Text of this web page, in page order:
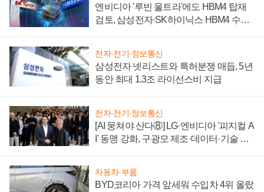
엔비디아 '루빈 울트라'에도 HBM4 탑재
검토, 삼성전자·SK하이닉스 HBM4 수율
전자·전기·정보통신
삼성전자 넷리스트와 특허분쟁 매듭, 5년
동안 최대 1.3조 라이선스비 지급
전자·전기·정보통신
[AI 뭉쳐야 산다⑧] LG·엔비디아 '피지컬 A
I' 동맹 강화, 구광모 제조·데이터·기술 결
자동차·부품
BYD코리아 가격 앞세워 수입차 4위 올랐